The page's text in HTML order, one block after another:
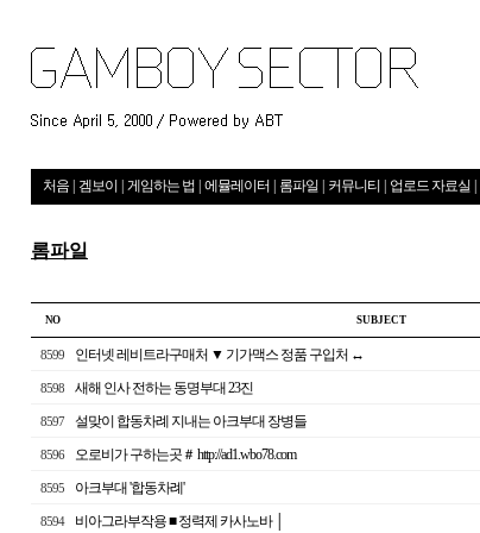
처음 겜보이 게임하는 법 에뮬레이터 롬파일 커뮤니티 업로드 자료실
롬파일
NO S U B J E C T
8599 인터넷 레비트라구매처 ▼ 기가맥스 정품 구입처 ↔
8598 새해 인사 전하는 동명부대 23진
8597 설맞이 합동차례 지내는 아크부대 장병들
8596 오로비가 구하는곳＃ http://ad1.wbo78.com
8595 아크부대 '합동차례'
8594 비아그라부작용 ■ 정력제 카사노바 │